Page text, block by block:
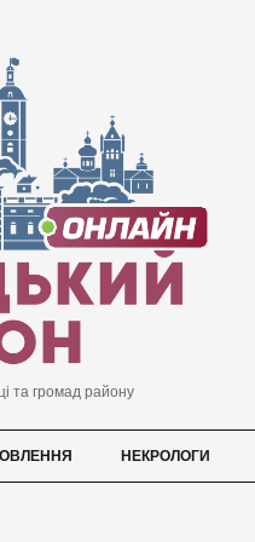
та громад району
НЕКРОЛОГИ